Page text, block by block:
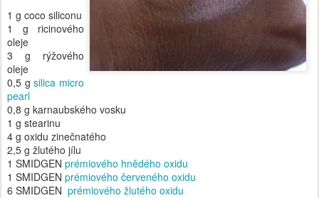
1 g coco siliconu
1 g ricinového
oleje
3 g rýžového
oleje
0,5 gsilica micro
pearl
0,8 g karnaubského vosku
1 g stearinu
4 g oxidu zinečnatého
2,5 g žlutého jílu
1 SMIDGEN prémiového hnědého oxidu
1 SMIDGEN prémiového červeného oxidu
6 SMIDGEN prémiového žlutého oxidu